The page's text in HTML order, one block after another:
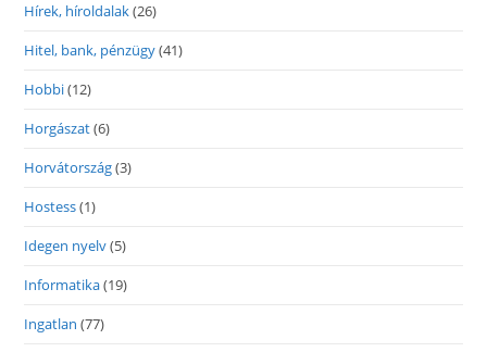
Hírek, híroldalak(26)
Hitel, bank, pénzügy(41)
Hobbi(12)
Horgászat(6)
Horvátország(3)
Hostess(1)
Idegen nyelv(5)
Informatika(19)
Ingatlan (77)